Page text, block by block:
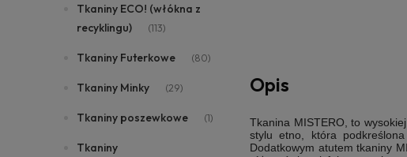
Tkaniny ECO! (włókna z
recyklingu)
(113)
Tkaniny Futerkowe (80)
Tkaniny Minky (29)
Tkaniny poszewkowe (1)
Tkaniny
Opis
Tkanina MISTERO, to
stylu etno, która
Dodatkowym atutem tkaniny